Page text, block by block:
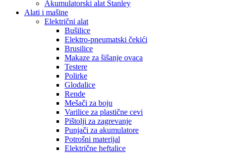
Akumulatorski alat Stanley
Alati i mašine
Električni alat
Bušilice
Elektro-pneumatski čekići
Brusilice
Makaze za šišanje ovaca
Testere
Polirke
Glodalice
Rende
Mešači za boju
Varilice za plastične cevi
Pištolji za zagrevanje
Punjači za akumulatore
Potrošni materijal
Električne heftalice